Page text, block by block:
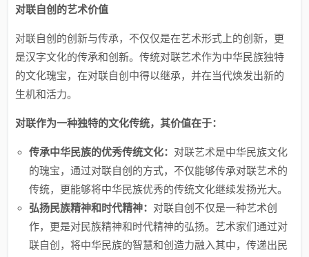
对联自创的艺术价值
对联自创的创新与传承，不仅仅是在艺术形式上的创新，更
是汉字文化的传承和创新。传统对联艺术作为中华民族独特
的文化瑰宝，在对联自创中得以继承，并在当代焕发出新的
生机和活力。
对联作为一种独特的文化传统，其价值在于：
传承中华民族的优秀传统文化： 对联艺术是中华民族文化
的瑰宝，通过对联自创的方式，不仅能够传承对联艺术的
传统，更能够将中华民族优秀的传统文化继续发扬光大。
弘扬民族精神和时代精神： 对联自创不仅是一种艺术创
作，更是对民族精神和时代精神的弘扬。艺术家们通过对
联自创，将中华民族的智慧和创造力融入其中，传递出民